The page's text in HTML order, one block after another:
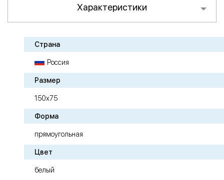
Характеристики
Страна
Россия
Размер
150х75
Форма
прямоугольная
Цвет
белый